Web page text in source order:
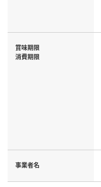
賞味期限
消費期限
事業者名